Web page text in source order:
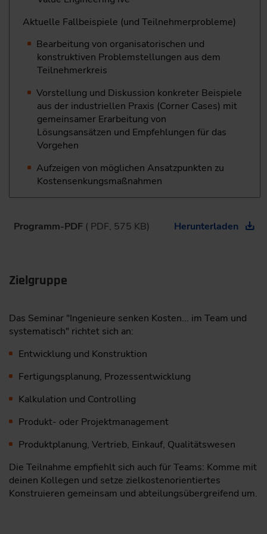
Aktuelle Fallbeispiele (und Teilnehmerprobleme)
Bearbeitung von organisatorischen und
konstruktiven ­Problemstellungen aus dem
Teilnehmerkreis
Vorstellung und Diskussion konkreter Beispiele
aus der ­industriellen Praxis (Corner Cases) mit
gemeinsamer ­Erarbeitung von
Lösungsansätzen und Empfehlungen für das
Vorgehen
Aufzeigen von möglichen Ansatzpunkten zu
Kostensenkungsmaßnahmen
Programm-PDF ( PDF, 575 KB) Herunterladen
Zielgruppe
Das Seminar "Ingenieure senken Kosten... im Team und
systematisch" richtet sich an:
Entwicklung und Konstruktion
Fertigungsplanung, Prozessentwicklung
Kalkulation und Controlling
Produkt- oder Projektmanagement
Produktplanung, Vertrieb, Einkauf, Qualitätswesen
Die Teilnahme empfiehlt sich auch für Teams: Komme mit
deinen Kollegen und setze zielkostenorientiertes
Konstruieren gemeinsam und abteilungsübergreifend um.